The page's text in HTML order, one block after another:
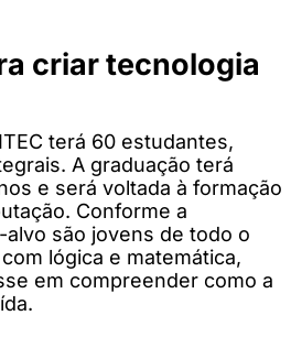
criar tecnologia
terá 60 estudantes,
A graduação terá
e será voltada à formação
Conforme a
são jovens de todo o
lógica e matemática,
em compreender como a